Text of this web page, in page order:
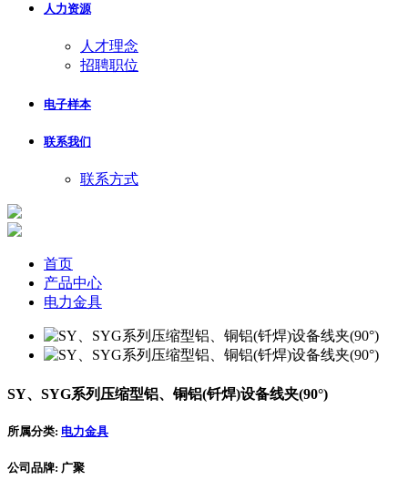
人力资源
人才理念
招聘职位
电子样本
联系我们
联系方式
首页
产品中心
电力金具
SY、SYG系列压缩型铝、铜铝(钎焊)设备线夹(90°)
所属分类: 电力金具
公司品牌: 广聚